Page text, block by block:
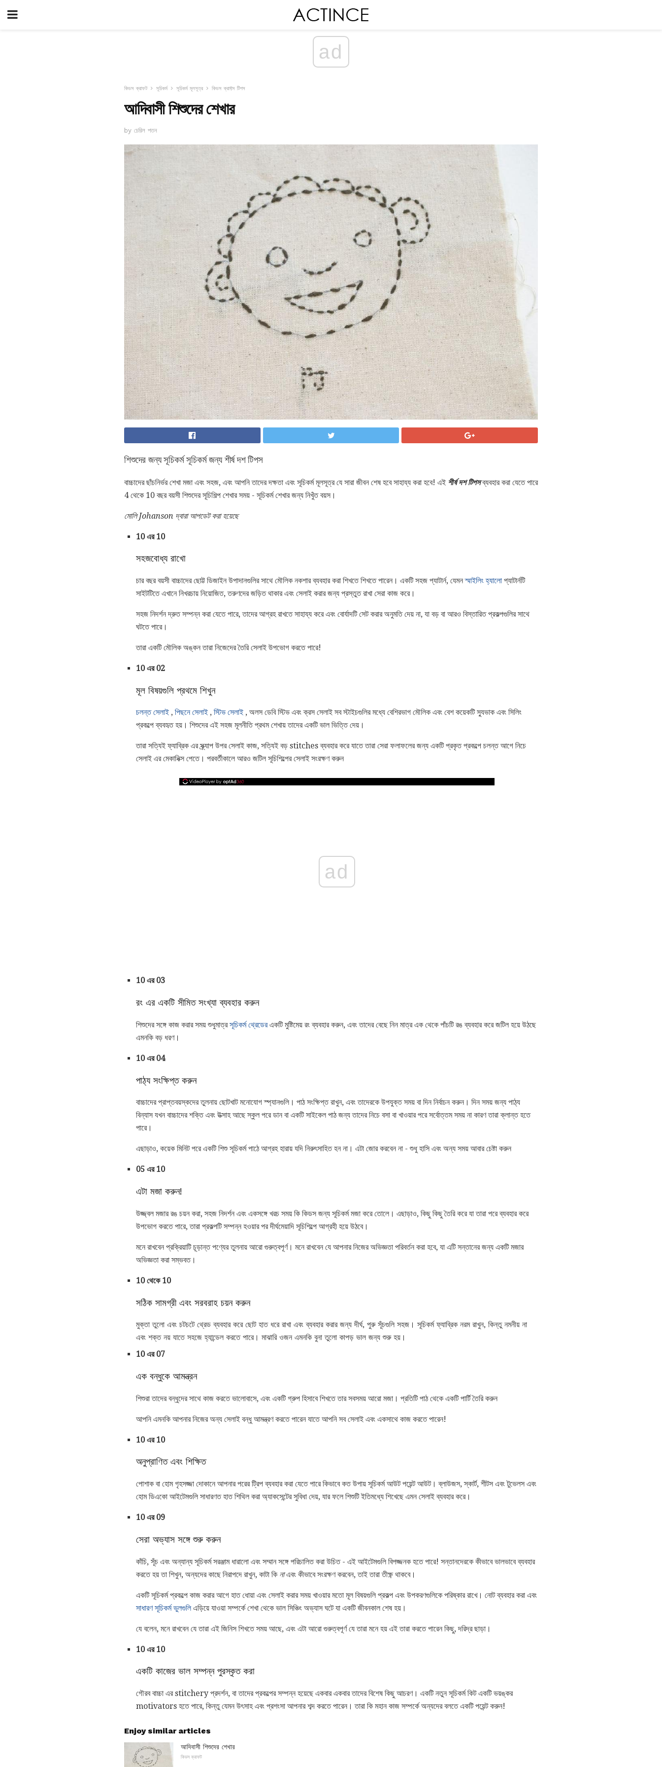
ad
কিডস ক্রাফট সূচিকর্ম সূচিকর্ম মূলসূত্র কিডস ক্রাফ্টস টিপস
আদিবাসী শিশুদের শেখার
by চেরিল পতন
শিশুদের জন্য সূচিকর্ম সূচিকর্ম জন্য শীর্ষ দশ টিপস
বাচ্চাদের ছাঁচনির্ভর শেখা মজা এবং সহজ, এবং আপনি তাদের দক্ষতা এবং সূচিকর্ম মূলসূত্র যে সারা জীবন শেষ হবে সাহায্য করা হবে! এই শীর্ষ দশ টিপসব্যবহার করা যেতে পারে
4 থেকে 10 বছর বয়সী শিশুদের সূচিশিল্প শেখার সময় - সূচিকর্ম শেখার জন্য নিখুঁত বয়স।
মোলি Johanson দ্বারা আপডেট করা হয়েছে
10 এর 10
সহজবোধ্য রাখো
চার বছর বয়সী বাচ্চাদের ছোট্ট ডিজাইন উপাদানগুলির সাথে মৌলিক নকশার ব্যবহার করা শিখতে শিখতে পারেন। একটি সহজ প্যাটার্ন, যেমনস্মাইলিং হ্যালো প্যাটার্নটি
সাইটটিতে এখানে নিখরচায় নিয়োজিত, তরুণদের জড়িত থাকার এবং সেলাই করার জন্য প্রস্তুত রাখা সেরা কাজ করে।
সহজ নিদর্শন দ্রুত সম্পন্ন করা যেতে পারে, তাদের আগ্রহ রাখতে সাহায্য করে এবং বোর্যাদটি সেট করার অনুমতি দেয় না, যা বড় বা আরও বিস্তারিত প্রকল্পগুলির সাথে
ঘটতে পারে।
তারা একটি মৌলিক অঙ্কন তারা নিজেদের তৈরি সেলাই উপভোগ করতে পারে!
10 এর 02
মূল বিষয়গুলি প্রথমে শিখুন
চলন্ত সেলাই , পিছনে সেলাই , স্টিভ সেলাই , অলস ডেবি স্টিভ এবং ক্রস সেলাই সব স্টাইচগুলির মধ্যে বেশিরভাগ মৌলিক এবং বেশ কয়েকটি স্যুভাক এবং সিলিং
প্রকল্পে ব্যবহৃত হয়। শিশুদের এই সহজ মূলনীতি প্রথম শেখায় তাদের একটি ভাল ভিত্তি দেয়।
তারা সত্যিই ফ্যাব্রিক এর স্ক্র্যাপ উপর সেলাই কাজ, সত্যিই বড় stitches ব্যবহার করে যাতে তারা সেরা ফলাফলের জন্য একটি প্রকৃত প্রকল্পে চলন্ত আগে নিচে
সেলাই এর মেকানিক্স পেতে। পরবর্তীকালে আরও জটিল সূচিশিল্পের সেলাই সংরক্ষণ করুন
ad
10 এর 03
রং এর একটি সীমিত সংখ্যা ব্যবহার করুন
শিশুদের সঙ্গে কাজ করার সময় শুধুমাত্রসূচিকর্ম থ্রেডেরএকটি মুষ্টিমেয় রং ব্যবহার করুন, এবং তাদের বেছে নিন মাত্র এক থেকে পাঁচটি রঙ ব্যবহার করে জটিল হয়ে উঠছে
এমনকি বড় ধরণ।
10 এর 04
পাঠ্য সংক্ষিপ্ত করুন
বাচ্চাদের প্রাপ্তবয়স্কদের তুলনায় ছোটখাট মনোযোগ স্প্যানগুলি। পাঠ সংক্ষিপ্ত রাখুন, এবং তাদেরকে উপযুক্ত সময় বা দিন নির্বাচন করুন। দিন সময় জন্য পাঠ্য
বিন্যাস যখন বাচ্চাদের শক্তি এবং উত্সাহ আছে স্কুল পরে ডান বা একটি সাইকেল পাঠ জন্য তাদের নিচে বসা বা খাওয়ার পরে সর্বোত্তম সময় না কারণ তারা ক্লান্ত হতে
পারে।
এছাড়াও, কয়েক মিনিট পরে একটি শিশু সূচিকর্ম পাঠে আগ্রহ হারায় যদি নিরুৎসাহিত হন না। এটা জোর করবেন না - শুধু হাসি এবং অন্য সময় আবার চেষ্টা করুন
05 এর 10
এটা মজা করুন!
উজ্জ্বল মজার রঙ চয়ন করা, সহজ নিদর্শন এবং একসঙ্গে খরচ সময় কি কিডস জন্য সূচিকর্ম মজা করে তোলে। এছাড়াও, কিছু কিছু তৈরি করে যা তারা পরে ব্যবহার করে
উপভোগ করতে পারে, তারা প্রকল্পটি সম্পন্ন হওয়ার পর দীর্ঘমেয়াদি সূচিশিল্পে আগ্রহী হয়ে উঠবে।
মনে রাখবেন প্রক্রিয়াটি চূড়ান্ত পণ্যের তুলনায় আরো গুরুত্বপূর্ণ। মনে রাখবেন যে আপনার নিজের অভিজ্ঞতা পরিবর্তন করা হবে, যা এটি সন্তানের জন্য একটি মজার
অভিজ্ঞতা করা সম্ভবত।
10 থেকে 10
সঠিক সামগ্রী এবং সরবরাহ চয়ন করুন
মুক্তা তুলো এবং চটচটে থ্রেড ব্যবহার করে ছোট হাত ধরে রাখা এবং ব্যবহার করার জন্য দীর্ঘ, পুরু সূঁচগুলি সহজ। সূচিকর্ম ফ্যাব্রিক নরম রাখুন, কিন্তু নমনীয় না
এবং শক্ত নয় যাতে সহজে হ্যান্ডেল করতে পারে। মাঝারি ওজন এমনকি বুনা তুলো কাপড় ভাল জন্য শুরু হয়।
10 এর 07
এক বন্ধুকে আমন্ত্রন
শিশুরা তাদের বন্ধুদের সাথে কাজ করতে ভালোবাসে, এবং একটি গ্রুপ হিসাবে শিখতে তার সবসময় আরো মজা। প্রতিটি পাঠ থেকে একটি পার্টি তৈরি করুন
আপনি এমনকি আপনার নিজের অন্য সেলাই বন্ধু আমন্ত্রণ করতে পারেন যাতে আপনি সব সেলাই এবং একসাথে কাজ করতে পারেন!
10 এর 10
অনুপ্রাণিত এবং শিক্ষিত
পোশাক বা হোম গৃহসজ্জা দোকানে আপনার পরের ট্রিপ ব্যবহার করা যেতে পারে কিভাবে কত উপায় সূচিকর্ম আউট পয়েন্ট আউট। ব্লাউজস, স্কার্ট, শীটস এবং টুভেলস এবং
হোম ডিএকো আইটেমগুলি সাধারণত হাত শিথিল করা অ্যাকসেন্টের সুবিধা দেয়, যার ফলে শিশুটি ইতিমধ্যে শিখেছে এমন সেলাই ব্যবহার করে।
10 এর 09
সেরা অভ্যাস সঙ্গে শুরু করুন
কাঁচি, সূঁচ এবং অন্যান্য সূচিকর্ম সরঞ্জাম ধারালো এবং সম্মান সঙ্গে পরিচালিত করা উচিত - এই আইটেমগুলি বিপজ্জনক হতে পারে! সন্তানদেরকে কীভাবে ভালভাবে ব্যবহার
করতে হয় তা শিখুন, অন্যদের কাছে নিরাপদে রাখুন, কাটা কি নাএবং কীভাবে সংরক্ষণ করবেন, তাই তারা তীক্ষ্ণ থাকবে।
একটি সূচিকর্ম প্রকল্পে কাজ করার আগে হাত ধোয়া এবং সেলাই করার সময় খাওয়ার মতো মূল বিষয়গুলি প্রকল্প এবং উপকরণগুলিকে পরিষ্কার রাখে। নোট ব্যবহার করা এবং
সাধারণ সূচিকর্ম ভুলগুলিএড়িয়ে যাওয়া সম্পর্কে শেখা থেকে ভাল সিঞ্চিং অভ্যাস ঘটে যা একটি জীবনকাল শেষ হয়।
যে বলেন, মনে রাখবেন যে তারা এই জিনিস শিখতে সময় আছে, এবং এটা আরো গুরুত্বপূর্ণ যে তারা মনে হয় এই তারা করতে পারেন কিছু, দরিদ্র ছাড়া।
10 এর 10
একটি কাজের ভাল সম্পন্ন পুরস্কৃত করা
গৌরব বাচ্চা এর stitchery প্রদর্শন, বা তাদের প্রকল্পের সম্পন্ন হয়েছে একবার একবার তাদের বিশেষ কিছু আচরণ। একটি নতুন সূচিকর্ম কিট একটি ভয়ঙ্কর
motivators হতে পারে, কিন্তু যেমন উৎসাহ এবং প্রশংসা আপনার শব্দ করতে পারেন। তারা কি মহান কাজ সম্পর্কে অন্যদের বলতে একটি পয়েন্ট করুন!
Enjoy similar articles
আদিবাসী শিশুদের শেখার
কিডস ক্রাফট